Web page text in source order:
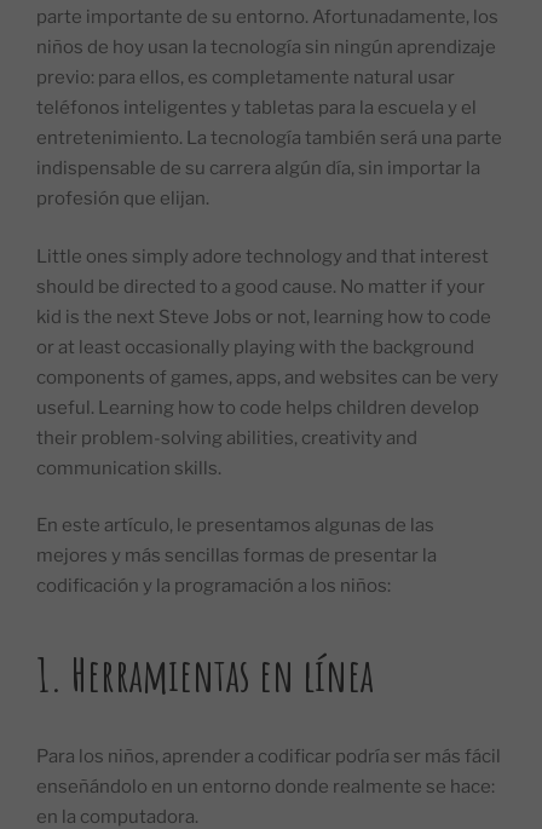
parte importante de su entorno. Afortunadamente, los
niños de hoy usan la tecnología sin ningún aprendizaje
previo: para ellos, es completamente natural usar
teléfonos inteligentes y tabletas para la escuela y el
entretenimiento. La tecnología también será una parte
indispensable de su carrera algún día, sin importar la
profesión que elijan.
Little ones simply adore technology and that interest
should be directed to a good cause. No matter if your
kid is the next Steve Jobs or not, learning how to code
or at least occasionally playing with the background
components of games, apps, and websites can be very
useful. Learning how to code helps children develop
their problem-solving abilities, creativity and
communication skills.
En este artículo, le presentamos algunas de las
mejores y más sencillas formas de presentar la
codificación y la programación a los niños:
1. Herramientas en línea
Para los niños, aprender a codificar podría ser más fácil
enseñándolo en un entorno donde realmente se hace:
en la computadora.